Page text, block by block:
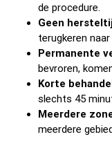
de procedure.
Geen
terugkeren
Permanente
bevroren,
Korte
slechts 45
Meerdere
meerdere